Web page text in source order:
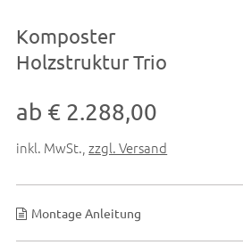
Komposter
Holzstruktur Trio
ab € 2.288,00
inkl. MwSt. ,zzgl. Versand
Montage Anleitung